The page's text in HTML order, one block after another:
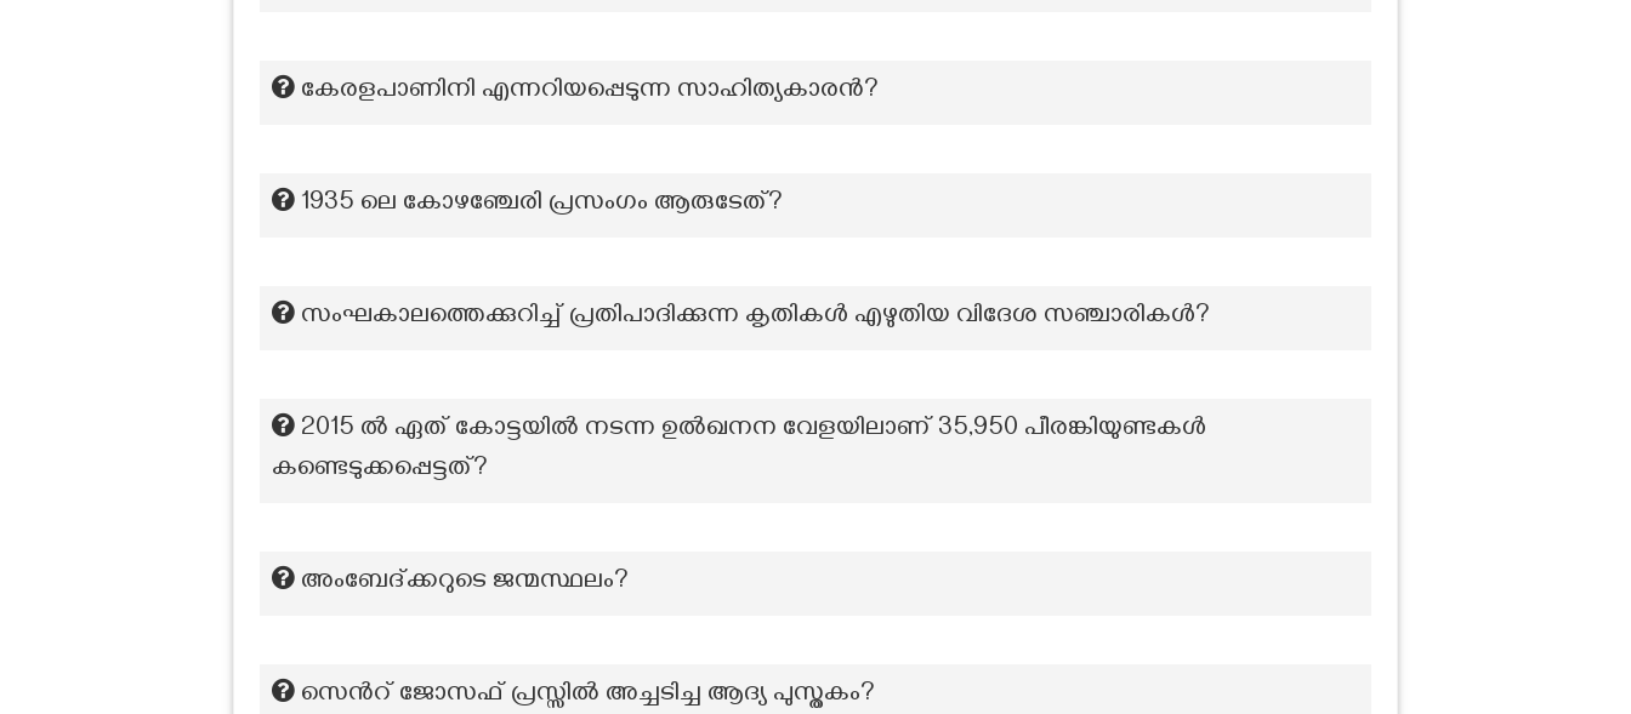
കേരളപാണിനി എന്നറിയപ്പെടുന്ന സാഹിത്യകാരൻ?
1935 ലെ കോഴഞ്ചേരി പ്രസംഗം ആരുടേത്?
സംഘകാലത്തെക്കുറിച്ച് പ്രതിപാദിക്കുന്ന കൃതികൾ എഴുതിയ വിദേശ സഞ്ചാരികൾ?
2015 ൽ ഏത് കോട്ടയിൽ നടന്ന ഉൽഖനന വേളയിലാണ് 35,950 പീരങ്കിയുണ്ടകൾ
കണ്ടെടുക്കപ്പെട്ടത്?
അംബേദ്ക്കറുടെ ജന്മസ്ഥലം?
സെന്‍റ് ജോസഫ് പ്രസ്സില്‍ അച്ചടിച്ച ആദ്യ പുസ്തകം?